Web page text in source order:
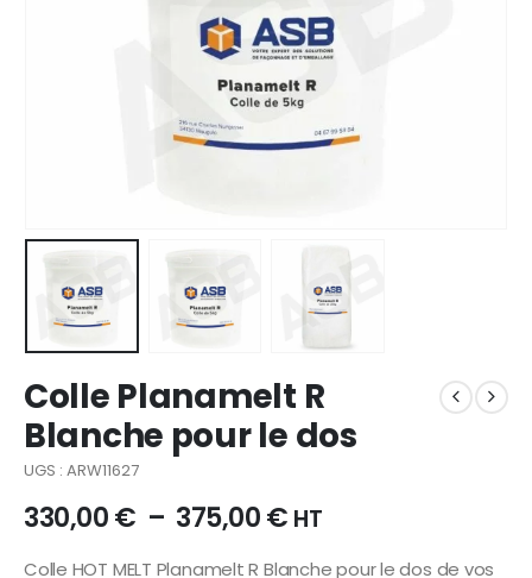
Colle Planamelt R
Blanche pour le dos
UGS : ARW11627
330,00€ – 375,00€ HT
Colle HOT MELT Planamelt R Blanche pour le dos de vos